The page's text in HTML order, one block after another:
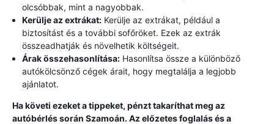
olcsóbbak, mint a nagyobbak.
Kerülje az extrákat: Kerülje az extrákat, például a
biztosítást és a további sofőröket. Ezek az extrák
összeadhatják és növelhetik költségeit.
Árak összehasonlítása: Hasonlítsa össze a különböző
autókölcsönző cégek árait, hogy megtalálja a legjobb
ajánlatot.
Ha követi ezeket a tippeket, pénzt takaríthat meg az
autóbérlés során Szamoán. Az előzetes foglalás és a